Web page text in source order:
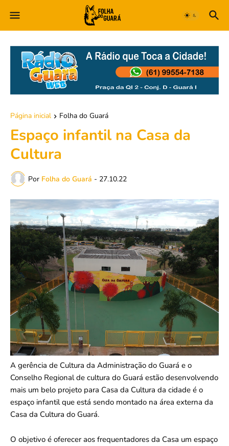
Página inicial Folha do Guará
Espaço infantil na Casa da
Cultura
Por Folha do Guará - 27.10.22
A gerência de Cultura da Administração do Guará e o
Conselho Regional de cultura do Guará estão desenvolvendo
mais um belo projeto para Casa da Cultura da cidade é o
espaço infantil que está sendo montado na área externa da
Casa da Cultura do Guará.
O objetivo é oferecer aos frequentadores da Casa um espaço